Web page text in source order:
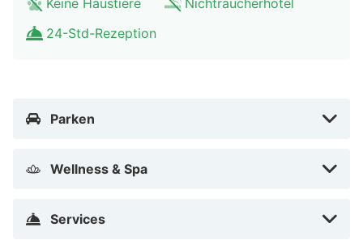
(BRU) – 5,9 km Flughafen Antwerpen (ANR) – 42,4 km
Aparthotel Adagio Access Brussels Airport (Opening
Fahrt entfernt von: Atomium und NATO-Hauptquartier.
Dieses Hotel ist 13,1 km von La Grand Place und 10,9
Keine Haustiere
Nichtraucherhotel
24-Std-Rezeption
Parken
Wellness & Spa
Services